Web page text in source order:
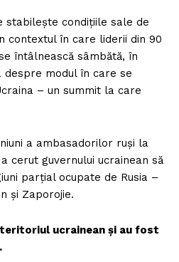
stabileşte condiţiile sale de
contextul în care liderii din 90
întâlnească sâmbătă, în
despre modul în care se
– un summit la care
a ambasadorilor ruşi la
cerut guvernului ucrainean să
parţial ocupate de Rusia –
şi Zaporojie.
ucrainean şi au fost